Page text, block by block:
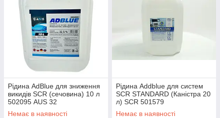
Рідина AdBlue для зниження
викидів SCR (сечовина) 10 л
502095 AUS 32
Немає в наявності
Рідина Addblue для систем
SCR STANDARD (Каністра 20
л) SCR 501579
Немає в наявності